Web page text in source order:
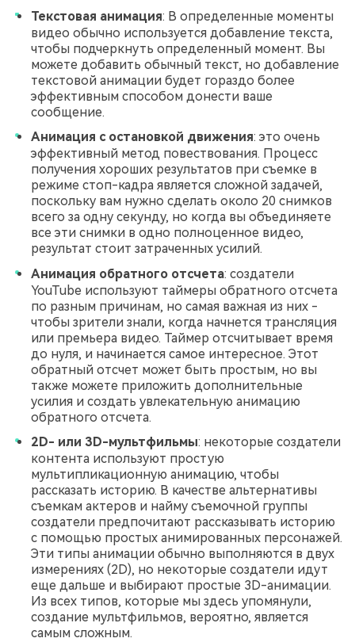
Текстовая анимация: В определенные моменты
видео обычно используется добавление текста,
чтобы подчеркнуть определенный момент. Вы
можете добавить обычный текст, но добавление
текстовой анимации будет гораздо более
эффективным способом донести ваше
сообщение.
Анимация с остановкой движения: это очень
эффективный метод повествования. Процесс
получения хороших результатов при съемке в
режиме стоп-кадра является сложной задачей,
поскольку вам нужно сделать около 20 снимков
всего за одну секунду, но когда вы объединяете
все эти снимки в одно полноценное видео,
результат стоит затраченных усилий.
Анимация обратного отсчета: создатели
YouTube используют таймеры обратного отсчета
по разным причинам, но самая важная из них -
чтобы зрители знали, когда начнется трансляция
или премьера видео. Таймер отсчитывает время
до нуля, и начинается самое интересное. Этот
обратный отсчет может быть простым, но вы
также можете приложить дополнительные
усилия и создать увлекательную анимацию
обратного отсчета.
2D- или 3D-мультфильмы: некоторые создатели
контента используют простую
мультипликационную анимацию, чтобы
рассказать историю. В качестве альтернативы
съемкам актеров и найму съемочной группы
создатели предпочитают рассказывать историю
с помощью простых анимированных персонажей.
Эти типы анимации обычно выполняются в двух
измерениях (2D), но некоторые создатели идут
еще дальше и выбирают простые 3D-анимации.
Из всех типов, которые мы здесь упомянули,
создание мультфильмов, вероятно, является
самым сложным.